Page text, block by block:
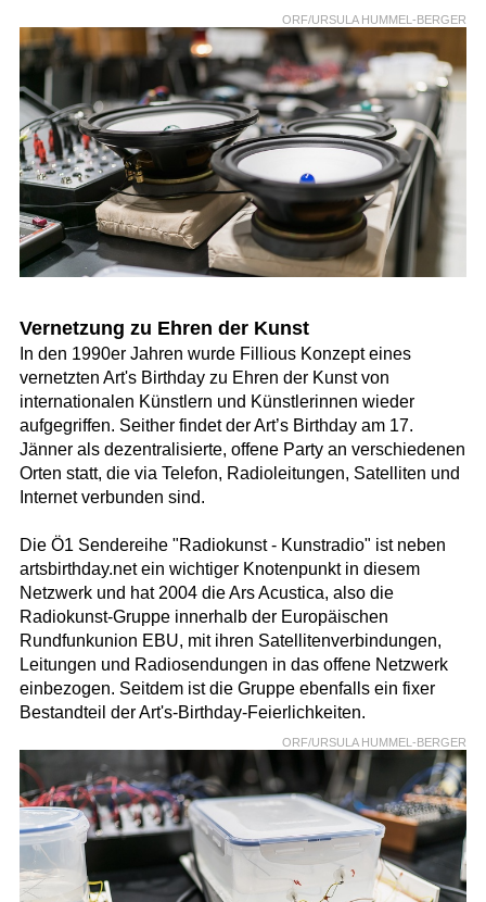
ORF/URSULA HUMMEL-BERGER
Vernetzung zu Ehren der Kunst
In den 1990er Jahren wurde Fillious Konzept eines
vernetzten Art's Birthday zu Ehren der Kunst von
internationalen Künstlern und Künstlerinnen wieder
aufgegriffen. Seither findet der Art’s Birthday am 17.
Jänner als dezentralisierte, offene Party an verschiedenen
Orten statt, die via Telefon, Radioleitungen, Satelliten und
Internet verbunden sind.
Die Ö1 Sendereihe "Radiokunst - Kunstradio" ist neben
artsbirthday.net ein wichtiger Knotenpunkt in diesem
Netzwerk und hat 2004 die Ars Acustica, also die
Radiokunst-Gruppe innerhalb der Europäischen
Rundfunkunion EBU, mit ihren Satellitenverbindungen,
Leitungen und Radiosendungen in das offene Netzwerk
einbezogen. Seitdem ist die Gruppe ebenfalls ein fixer
Bestandteil der Art's-Birthday-Feierlichkeiten.
ORF/URSULA HUMMEL-BERGER